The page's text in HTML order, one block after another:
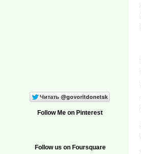
Follow Me on Pinterest
Follow us on Foursquare